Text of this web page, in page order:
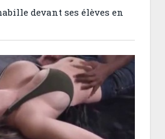
devant ses élèves en